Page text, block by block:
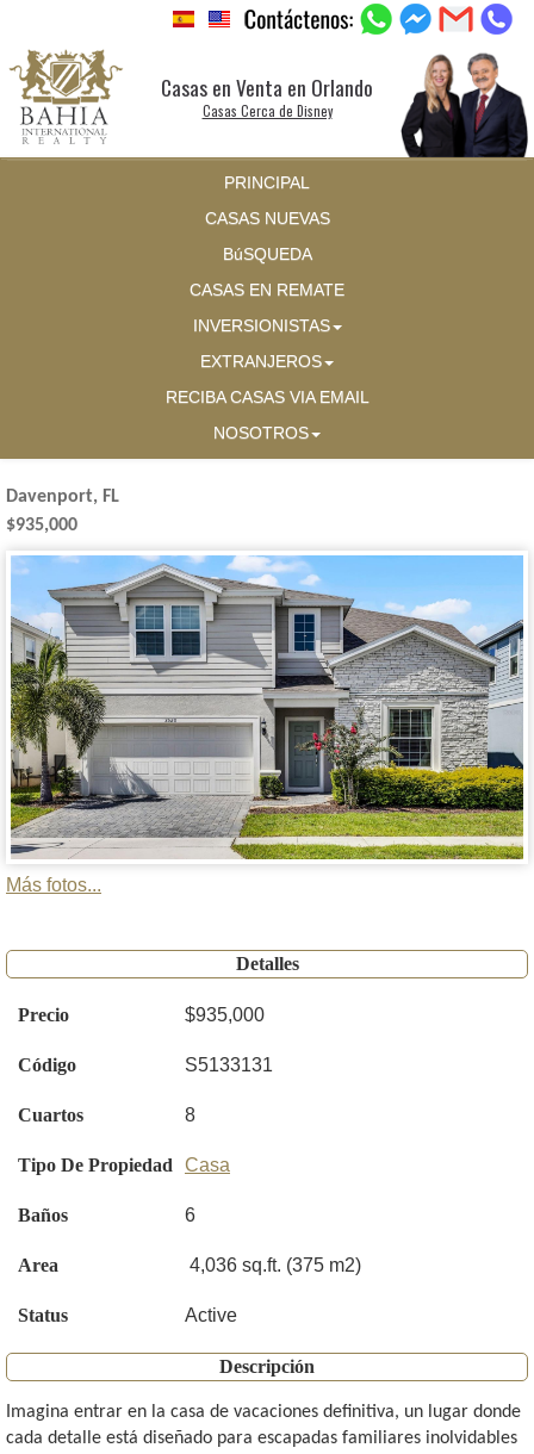
Casas en Venta en Orlando
Casas Cerca de Disney
PRINCIPAL
CASAS NUEVAS
BúSQUEDA
CASAS EN REMATE
INVERSIONISTAS
EXTRANJEROS
RECIBA CASAS VIA EMAIL
NOSOTROS
Davenport, FL
$935,000
Más fotos...
Detalles
Precio $935,000
Código S5133131
Cuartos 8
Tipo De Propiedad Casa
Baños 6
Area 4,036 sq.ft. (375 m2)
Status Active
Descripción
Imagina entrar en la casa de vacaciones definitiva, un lugar donde
cada detalle está diseñado para escapadas familiares inolvidables